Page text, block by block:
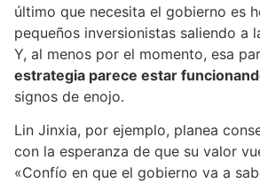
último que necesita el gobierno es
pequeños inversionistas saliendo a
Y, al menos por el momento, esa
estrategia parece estar
signos de enojo.
Lin Jinxia, por ejemplo, planea
con la esperanza de que su valor
«Confío en que el gobierno va a